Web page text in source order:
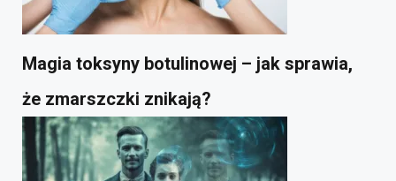
Magia toksyny botulinowej – jak sprawia,
że zmarszczki znikają?